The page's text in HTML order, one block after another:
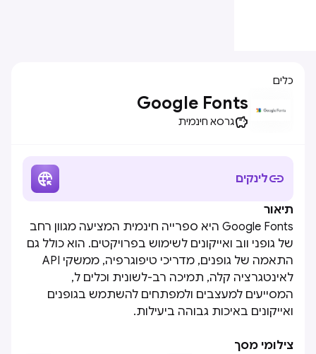
כלים
Google Fonts
גרסא חינמית
לינקים 
תיאור
Google Fonts היא ספרייה חינמית המציעה מגוון רחב
של גופני ווב ואייקונים לשימוש בפרויקטים. הוא כולל גם
התאמה של גופנים, מדריכי טיפוגרפיה, ממשקי API
לאינטגרציה קלה, תמיכה רב-לשונית וכלים ל,
המסייעים למעצבים ולמפתחים להשתמש בגופנים
ואייקונים באיכות גבוהה ביעילות.
צילומי מסך